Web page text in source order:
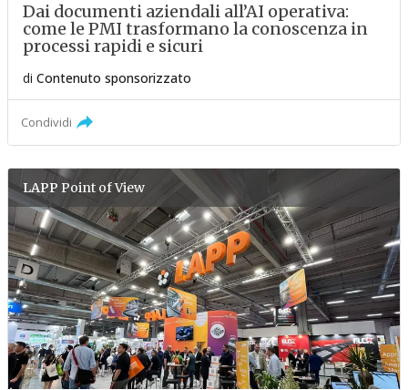
Dai documenti aziendali all’AI operativa:
come le PMI trasformano la conoscenza in
processi rapidi e sicuri
di Contenuto sponsorizzato
Condividi
LAPP Point of View